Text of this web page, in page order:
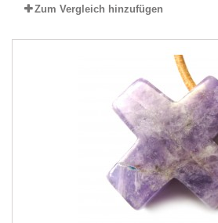
Zum Vergleich hinzufügen